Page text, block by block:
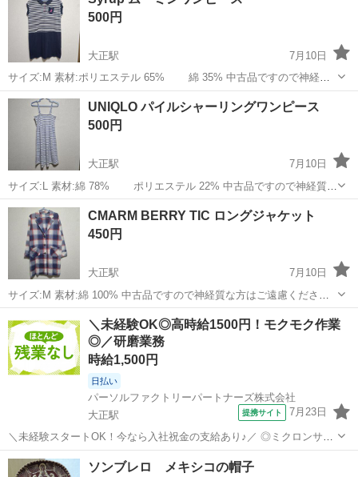
500円
大正駅
7月10日
サイズ:M 素材:ポリエステル 65% 綿 35% 中古品ですので神経質
な方はご遠慮くださいませ。
大阪 大阪市 服/ファッション
UNIQLO パイルシャーリングワンピース
500円
大正駅
7月10日
サイズ:L 素材:綿 78% ポリエステル 22% 中古品ですので神経質な
方はご遠慮くださいませ。
大阪 大阪市 UNIQLO
CMARM BERRY TIC ロングジャケット
450円
大正駅
7月10日
サイズ:M 素材:綿 100% 中古品ですので神経質な方はご遠慮ください
ませ
大正駅 服/ファッション
＼未経験OK◎高時給1500円！モクモク作業
◎／研磨業務
時給1,500円
日払い
パーソルファクトリーパートナーズ株式会社
大正駅
提携サイト 7月23日
＼未経験スタートOK！今なら入社祝金の支給あり♪／ ◎ミクロンサイ
ズの塵を除去する粉塵除去装置の研磨業務です。 ◎身体への負担も少
なく働きやすい環境です♪ ◎個人作業が中心ですが、丁寧なマニュア
大阪 大阪市 大正駅
ソンブレロ メキシコの帽子